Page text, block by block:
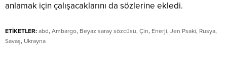
anlamak için çalışacaklarını da sözlerine ekledi.
ETİKETLER: abd, Ambargo, Beyaz saray sözcüsü, Çin, Enerji, Jen Psaki, Rusya,
Savaş, Ukrayna